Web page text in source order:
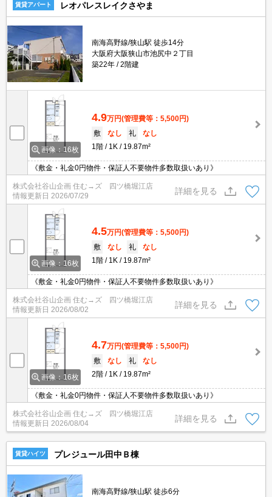
賃貸アパート レオパレスレイクさやま
南海高野線/狭山駅 徒歩14分
大阪府大阪狭山市池尻中２丁目
築22年
2階建
画像：16枚
4.9万円(管理費等：5,500円)
敷
なし 礼
なし
1階
1K 19.87m²
《敷金・礼金0円物件・保証人不要物件多数取扱いあり》
株式会社谷山企画 住む→ズ 四ツ橋堀江店
情報更新日 2026/07/29
詳細を見る
画像：16枚
4.5万円(管理費等：5,500円)
敷
なし 礼
なし
1階
1K 19.87m²
《敷金・礼金0円物件・保証人不要物件多数取扱いあり》
株式会社谷山企画 住む→ズ 四ツ橋堀江店
情報更新日 2026/08/02
詳細を見る
画像：16枚
4.7万円(管理費等：5,500円)
敷
なし 礼
なし
2階
1K 19.87m²
《敷金・礼金0円物件・保証人不要物件多数取扱いあり》
株式会社谷山企画 住む→ズ 四ツ橋堀江店
情報更新日 2026/08/04
詳細を見る
賃貸ハイツ プレジュール田中Ｂ棟
南海高野線/狭山駅 徒歩6分